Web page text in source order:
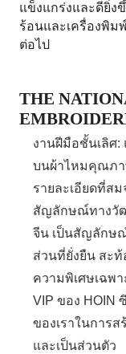
แข็งแกร่งและดียิ่ง
ร้อนและเครื่องพิม
ต่อไป
THE
งานฝีมือชั้นเลิศ
บนผ้าไหมคุณภา
รายละเอียดที่สม
สัญลักษณ์ทางวั
จีน เป็นสัญลักษ
ส่วนที่ยั่งยืน สะท้
ความพิเศษเฉพ
VIP ของ HOIN
ของเราในการ
และเป็นส่วนตัว